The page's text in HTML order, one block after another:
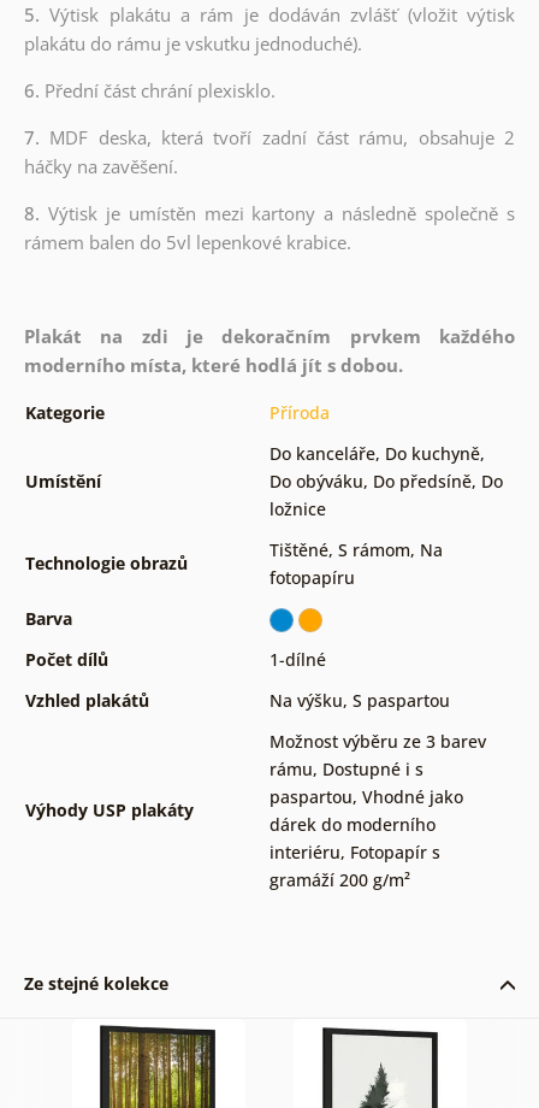
5.Výtisk plakátu a rám je dodáván zvlášť (vložit výtisk
plakátu do rámu je vskutku jednoduché).
6. Přední část chrání plexisklo.
7. MDF deska, která tvoří zadní část rámu, obsahuje 2
háčky na zavěšení.
8. Výtisk je umístěn mezi kartony a následně společně s
rámem balen do 5vl lepenkové krabice.
Plakát na zdi je dekoračním prvkem každého
moderního místa, které hodlá jít s dobou.
Kategorie Příroda
Umístění
Do kanceláře, Do kuchyně,
Do obýváku, Do předsíně, Do
ložnice
Technologie obrazů
Tištěné, S rámom, Na
fotopapíru
Barva
Počet dílů
1-dílné
Vzhled plakátů
Na výšku, S paspartou
Výhody USP plakáty
Možnost výběru ze 3 barev
rámu, Dostupné i s
paspartou, Vhodné jako
dárek do moderního
interiéru, Fotopapír s
gramáží 200 g/m²
Ze stejné kolekce